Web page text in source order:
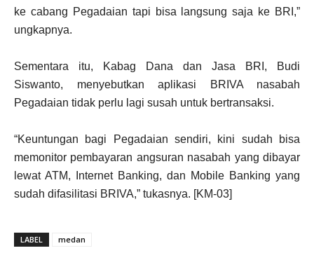
ke cabang Pegadaian tapi bisa langsung saja ke BRI,”
ungkapnya.
Sementara itu, Kabag Dana dan Jasa BRI, Budi
Siswanto, menyebutkan aplikasi BRIVA nasabah
Pegadaian tidak perlu lagi susah untuk bertransaksi.
“Keuntungan bagi Pegadaian sendiri, kini sudah bisa
memonitor pembayaran angsuran nasabah yang dibayar
lewat ATM, Internet Banking, dan Mobile Banking yang
sudah difasilitasi BRIVA,” tukasnya. [KM-03]
LABEL medan